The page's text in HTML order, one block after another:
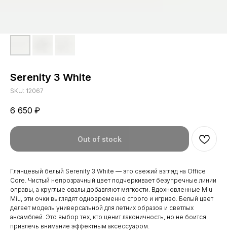
Serenity 3 White
SKU: 12067
6 650 ₽
Out of stock
Глянцевый белый Serenity 3 White — это свежий взгляд на Office
Core. Чистый непрозрачный цвет подчеркивает безупречные линии
оправы, а круглые овалы добавляют мягкости. Вдохновленные Miu
Miu, эти очки выглядят одновременно строго и игриво. Белый цвет
делает модель универсальной для летних образов и светлых
ансамблей. Это выбор тех, кто ценит лаконичность, но не боится
привлечь внимание эффектным аксессуаром.